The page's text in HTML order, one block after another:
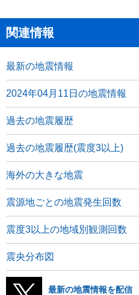
関連情報
最新の地震情報
2024年04月11日の地震情報
過去の地震履歴
過去の地震履歴(震度3以上)
海外の大きな地震
震源地ごとの地震発生回数
震度3以上の地域別観測回数
震央分布図
最新の地震情報を配信